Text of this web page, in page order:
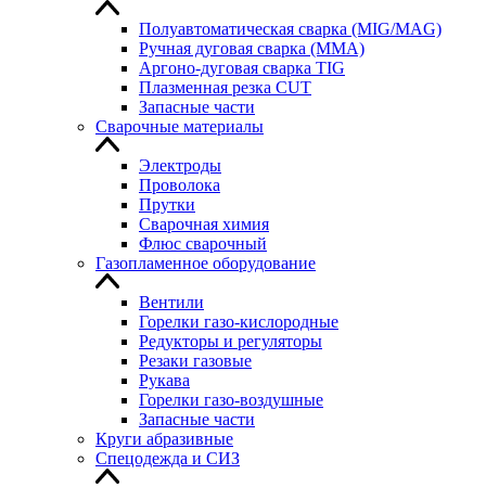
Полуавтоматическая сварка (MIG/MAG)
Ручная дуговая сварка (MMA)
Аргоно-дуговая сварка TIG
Плазменная резка CUT
Запасные части
Сварочные материалы
Электроды
Проволока
Прутки
Сварочная химия
Флюс сварочный
Газопламенное оборудование
Вентили
Горелки газо-кислородные
Редукторы и регуляторы
Резаки газовые
Рукава
Горелки газо-воздушные
Запасные части
Круги абразивные
Спецодежда и СИЗ